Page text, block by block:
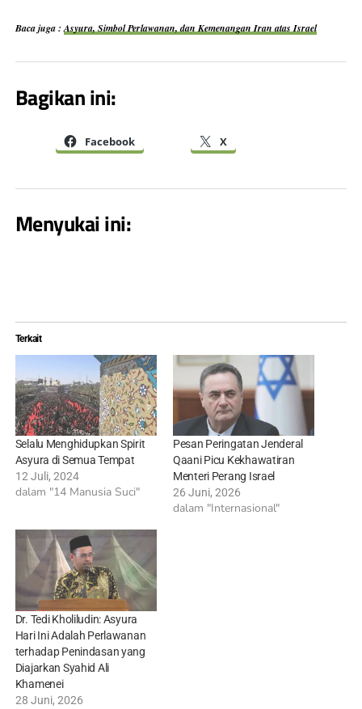
Baca juga :Asyura, Simbol Perlawanan, dan Kemenangan Iran atas Israel
Bagikan ini:
Facebook X
Menyukai ini:
Terkait
Selalu Menghidupkan Spirit
Asyura di Semua Tempat
12 Juli, 2024
dalam "14 Manusia Suci"
Pesan Peringatan Jenderal
Qaani Picu Kekhawatiran
Menteri Perang Israel
26 Juni, 2026
dalam "Internasional"
Dr. Tedi Kholiludin: Asyura
Hari Ini Adalah Perlawanan
terhadap Penindasan yang
Diajarkan Syahid Ali
Khamenei
28 Juni, 2026